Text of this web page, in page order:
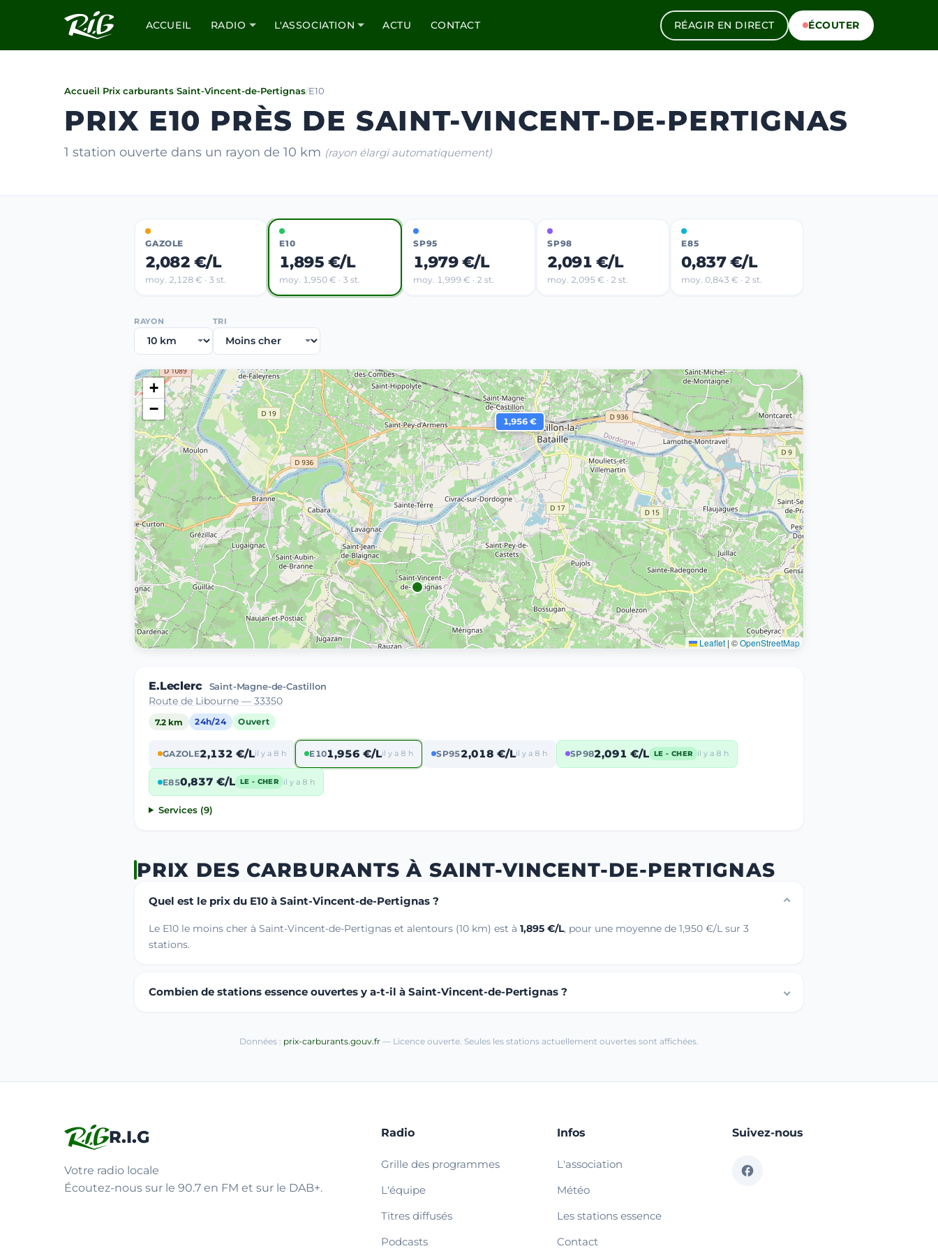
ACCUEIL RADIO L'ASSOCIATION ACTU CONTACT RÉAGIR EN DIRECT ÉCOUTER
Accueil/Prix carburants/Saint-Vincent-de-Pertignas/E10
PRIX E10 PRÈS DE SAINT-VINCENT-DE-PERTIGNAS
1 station ouverte dans un rayon de 10 km (rayon élargi automatiquement)
GAZOLE
2,082 €/L
moy. 2,128 € · 3 st.
E10
1,895 €/L
moy. 1,950 € · 3 st.
SP95
1,979 €/L
moy. 1,999 € · 2 st.
SP98
2,091 €/L
moy. 2,095 € · 2 st.
E85
0,837 €/L
moy. 0,843 € · 2 st.
RAYON TRI
1,956 €
+
−
Leaflet | ©OpenStreetMap
E.Leclerc Saint-Magne-de-Castillon
Route de Libourne — 33350
7.2 km 24h/24 Ouvert
GAZOLE2,132 €/Lil y a 8 h E101,956 €/Lil y a 8 h SP952,018 €/Lil y a 8 h SP982,091 €/L LE - CHER il y a 8 h
E850,837 €/L LE - CHER il y a 8 h
Services (9)
PRIX DES CARBURANTS À SAINT-VINCENT-DE-PERTIGNAS
Quel est le prix du E10 à Saint-Vincent-de-Pertignas ?
Le E10 le moins cher à Saint-Vincent-de-Pertignas et alentours (10 km) est à 1,895 €/L, pour une moyenne de 1,950 €/L sur 3
stations.
Combien de stations essence ouvertes y a-t-il à Saint-Vincent-de-Pertignas ?
Données : prix-carburants.gouv.fr — Licence ouverte. Seules les stations actuellement ouvertes sont affichées.
R.I.G
Votre radio locale
Écoutez-nous sur le 90.7 en FM et sur le DAB+.
Radio
Grille des programmes
L'équipe
Titres diffusés
Podcasts
Infos
L'association
Météo
Les stations essence
Contact
Suivez-nous